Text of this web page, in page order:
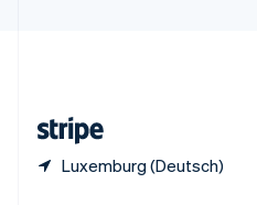
Luxemburg (Deutsch)